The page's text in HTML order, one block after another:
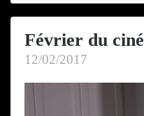
Février du
12/02/2017